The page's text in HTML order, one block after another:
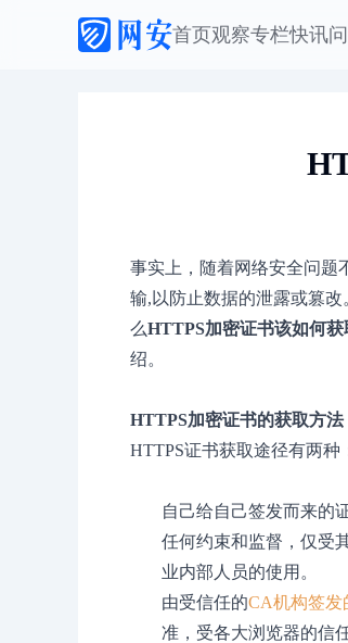
首页观察专栏快讯
事实上，随着网络安全问题
输,以防止数据的泄露或篡
么HTTPS加密证书该如何
绍。
HTTPS加密证书的获取方法
HTTPS证书获取途径有两种
自己给自己签发而来的
任何约束和监督，仅受
业内部人员的使用。
由受信任的CA机构签发
准，受各大浏览器的信